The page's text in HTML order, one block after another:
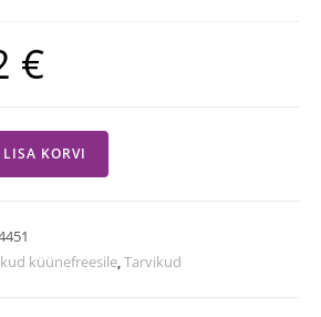
€
LISA KORVI
küünefreesile,Tarvikud